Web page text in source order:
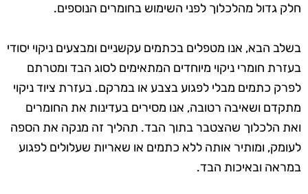
חלק גדול מהלכלוך לפני השימוש בחומרים הנוספים.
בשלב הבא, אנו מטפלים בכתמים עקשניים ומבצעים ניקוי יסודי
בעזרת חומרי ניקוי מיוחדים המתאימים לסוג הבד ומטרתם
לפרק כתמים מבלי לפגוע בצבע או במרקם. בעזרת ציוד ניקוי
מתקדם ושאיבה רטובה, אנו מסירים בעדינות את החומרים
ואת הלכלוך שהצטבר בתוך הבד. תהליך זה מנקה את הספה
לעומק, ומותיר אותה ללא כתמים או שאריות שעלולים לפגוע
במראה ובאיכות הבד.